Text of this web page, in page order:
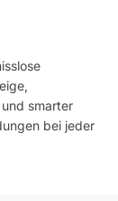
smarter
bei jeder